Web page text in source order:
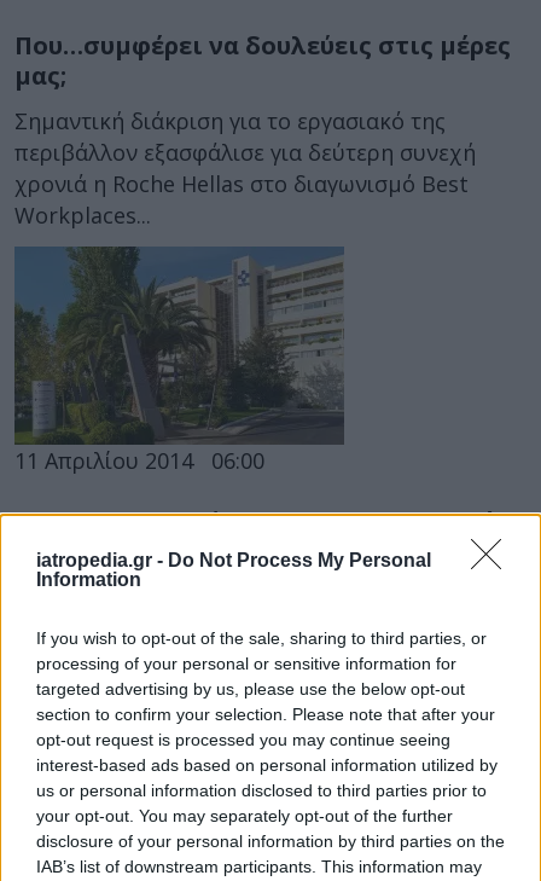
iatropedia.gr - Do Not Process My Personal
Information
If you wish to opt-out of the sale, sharing to third parties, or
processing of your personal or sensitive information for
targeted advertising by us, please use the below opt-out
section to confirm your selection. Please note that after your
opt-out request is processed you may continue seeing
interest-based ads based on personal information utilized by
us or personal information disclosed to third parties prior to
your opt-out. You may separately opt-out of the further
disclosure of your personal information by third parties on the
IAB’s list of downstream participants. This information may
Που…συμφέρει να δουλεύεις στις μέρες
μας;
Σημαντική διάκριση για το εργασιακό της
περιβάλλον εξασφάλισε για δεύτερη συνεχή
χρονιά η Roche Hellas στο διαγωνισμό Best
Workplaces...
11 Απριλίου 2014 06:00
ΜΗΤΕΡΑ: Βραβεύεται για το εργασιακό
του περιβάλλον
νοσοκομείο στην Ελλάδα για το 2014 που
βραβεύεται για το εργασιακό...